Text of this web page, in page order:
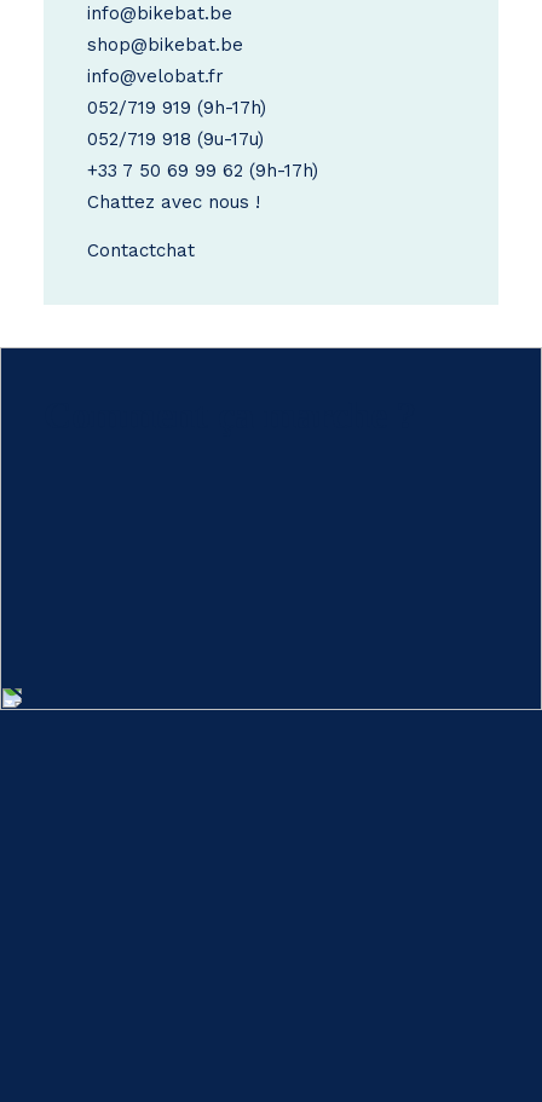
info@bikebat.be
shop@bikebat.be
info@velobat.fr
052/719 919 (9h-17h)
052/719 918 (9u-17u)
+33 7 50 69 99 62 (9h-17h)
Chattez avec nous !
Contactchat